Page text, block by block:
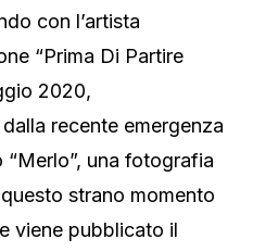
con l’artista
“Prima Di Partire
2020,
recente emergenza
una fotografia
strano momento
viene pubblicato il